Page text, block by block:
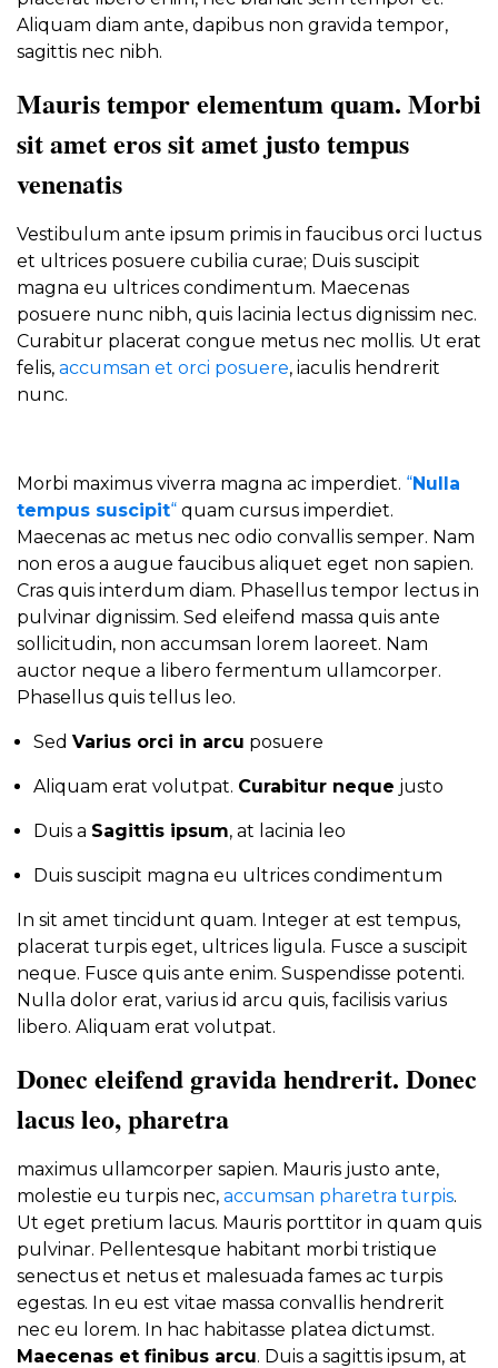
Aliquam diam ante, dapibus non gravida tempor,
sagittis nec nibh.
Mauris tempor elementum quam. Morbi
sit amet eros sit amet justo tempus
venenatis
Vestibulum ante ipsum primis in faucibus orci luctus
et ultrices posuere cubilia curae; Duis suscipit
magna eu ultrices condimentum. Maecenas
posuere nunc nibh, quis lacinia lectus dignissim nec.
Curabitur placerat congue metus nec mollis. Ut erat
felis, accumsan et orci posuere, iaculis hendrerit
nunc.
Morbi maximus viverra magna ac imperdiet. “Nulla
tempus suscipit“ quam cursus imperdiet.
Maecenas ac metus nec odio convallis semper. Nam
non eros a augue faucibus aliquet eget non sapien.
Cras quis interdum diam. Phasellus tempor lectus in
pulvinar dignissim. Sed eleifend massa quis ante
sollicitudin, non accumsan lorem laoreet. Nam
auctor neque a libero fermentum ullamcorper.
Phasellus quis tellus leo.
Sed Varius orci in arcu posuere
Aliquam erat volutpat. Curabitur neque justo
Duis a Sagittis ipsum, at lacinia leo
Duis suscipit magna eu ultrices condimentum
In sit amet tincidunt quam. Integer at est tempus,
placerat turpis eget, ultrices ligula. Fusce a suscipit
neque. Fusce quis ante enim. Suspendisse potenti.
Nulla dolor erat, varius id arcu quis, facilisis varius
libero. Aliquam erat volutpat.
Donec eleifend gravida hendrerit. Donec
lacus leo, pharetra
maximus ullamcorper sapien. Mauris justo ante,
molestie eu turpis nec, accumsan pharetra turpis.
Ut eget pretium lacus. Mauris porttitor in quam quis
pulvinar. Pellentesque habitant morbi tristique
senectus et netus et malesuada fames ac turpis
egestas. In eu est vitae massa convallis hendrerit
nec eu lorem. In hac habitasse platea dictumst.
Maecenas et finibus arcu. Duis a sagittis ipsum, at